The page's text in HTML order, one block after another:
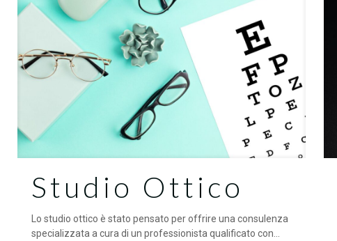
Studio Ottico
Lo studio ottico è stato pensato per offrire una consulenza
specializzata a cura di un professionista qualificato con...